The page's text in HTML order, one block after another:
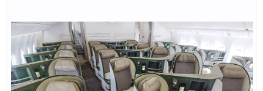
Agoda) リゾートホテル 最大15%OFFセール
06/12 HIS) 海外航空券 2,000円OFFクーポン
06/11 JTB) 海外ツアータイムセール